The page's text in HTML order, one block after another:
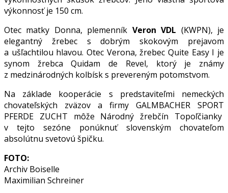
výkonnosť je 150 cm.
Otec matky Donna, plemenník Veron VDL (KWPN), je
elegantný žrebec s dobrým skokovým prejavom
a ušľachtilou hlavou. Otec Verona, žrebec Quite Easy I je
synom žrebca Quidam de Revel, ktorý je známy
z medzinárodných kolbísk s prevereným potomstvom.
Na základe kooperácie s predstaviteľmi nemeckých
chovateľských zväzov a firmy GALMBACHER SPORT
PFERDE ZUCHT môže Národný žrebčín Topoľčianky
v tejto sezóne ponúknuť slovenským chovateľom
absolútnu svetovú špičku.
FOTO:
Archiv Boiselle
Maximilian Schreiner